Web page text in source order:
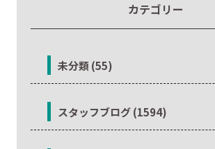
カテゴリー
未分類 (55)
スタッフブログ (1594)